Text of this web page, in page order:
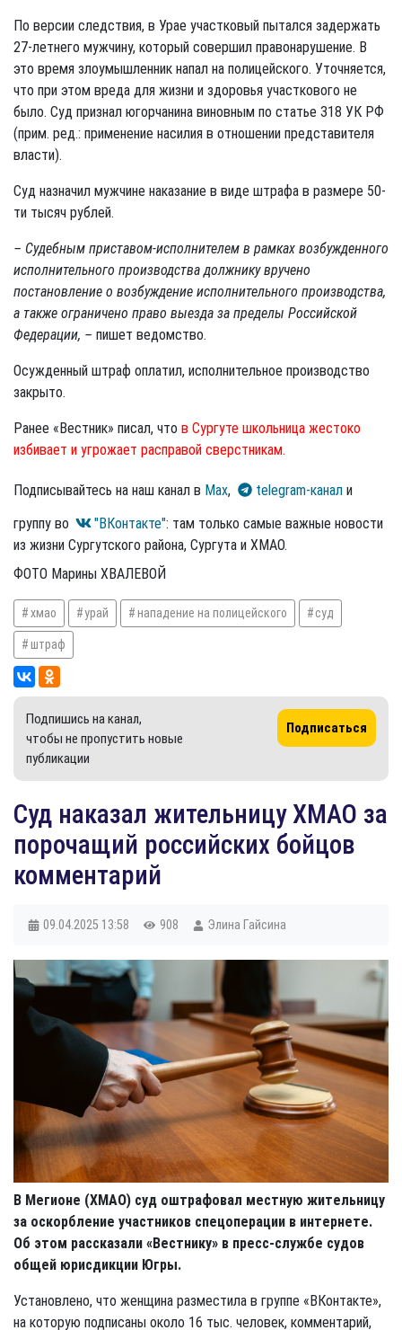
По версии следствия, в Урае участковый пытался задержать
27-летнего мужчину, который совершил правонарушение. В
это время злоумышленник напал на полицейского. Уточняется,
что при этом вреда для жизни и здоровья участкового не
было. Суд признал югорчанина виновным по статье 318 УК РФ
(прим. ред.: применение насилия в отношении представителя
власти).
Суд назначил мужчине наказание в виде штрафа в размере 50-
ти тысяч рублей.
– Судебным приставом-исполнителем в рамках возбужденного
исполнительного производства должнику вручено
постановление о возбуждение исполнительного производства,
а также ограничено право выезда за пределы Российской
Федерации, – пишет ведомство.
Осужденный штраф оплатил, исполнительное производство
закрыто.
Ранее «Вестник» писал, что в Сургуте школьница жестоко
избивает и угрожает расправой сверстникам.
Подписывайтесь на наш канал в Max, telegram-канал и
группу во
"ВКонтакте": там только самые важные новости
из жизни Сургутского района, Сургута и ХМАО.
ФОТО Марины ХВАЛЕВОЙ
хмао урай нападение на полицейского суд
штраф
Подпишись на канал,
чтобы не пропустить новые
публикации
Подписаться
Суд наказал жительницу ХМАО за
порочащий российских бойцов
комментарий
09.04.2025 13:58 908 Элина Гайсина
В Мегионе (ХМАО) суд оштрафовал местную жительницу
за оскорбление участников спецоперации в интернете.
Об этом рассказали «Вестнику» в пресс-службе судов
общей юрисдикции Югры.
Установлено, что женщина разместила в группе «ВКонтакте»,
на которую подписаны около 16 тыс. человек, комментарий,